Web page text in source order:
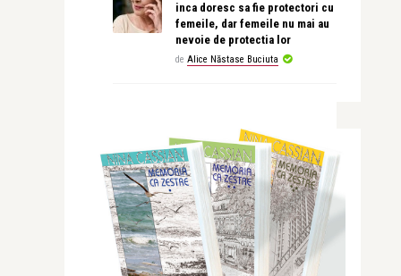
inca doresc sa fie protectori cu
femeile, dar femeile nu mai au
nevoie de protectia lor
de Alice Năstase Buciuta